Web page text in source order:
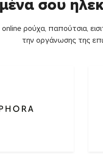
σου
ρούχα, παπούτσια,
την οργάνωσης της